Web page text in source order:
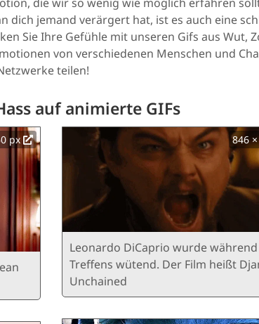
dich jemand verärgert hat, ist es auch eine
Sie Ihre Gefühle mit unseren Gifs aus Wut,
von verschiedenen Menschen und
teilen!
auf animierte GIFs
px 846
Leonardo DiCaprio wurde während
Treffens wütend. Der Film heißt
Unchained